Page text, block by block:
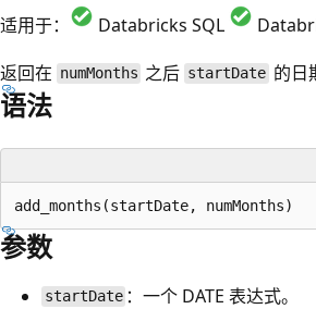
适用于： Databricks SQL
返回在 numMonths 之后 startDate 的日
语法
参数
startDate ：一个 DATE 表达式。